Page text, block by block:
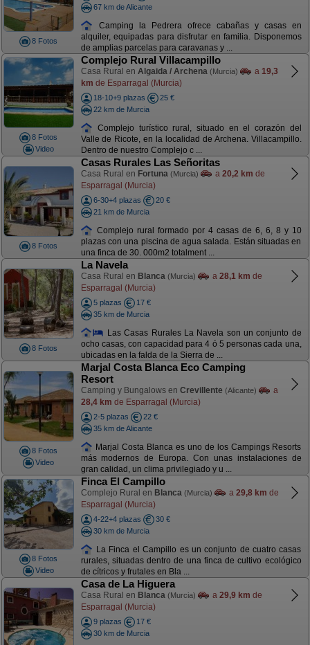
8 Fotos
67 km de Alicante
Camping la Pedrera ofrece cabañas y casas en
alquiler, equipadas para disfrutar en familia. Disponemos
de amplias parcelas para caravanas y ...
8 Fotos
Video
Complejo Rural Villacampillo
Casa Rural en Algaida / Archena (Murcia) a 19,3
km de Esparragal (Murcia)
18-10+9 plazas
25 €
22 km de Murcia
Complejo turístico rural, situado en el corazón del
Valle de Ricote, en la localidad de Archena. Villacampillo.
Dentro de nuestro Complejo c ...
8 Fotos
Casas Rurales Las Señoritas
Casa Rural en Fortuna (Murcia) a 20,2 km de
Esparragal (Murcia)
6-30+4 plazas
20 €
21 km de Murcia
Complejo rural formado por 4 casas de 6, 6, 8 y 10
plazas con una piscina de agua salada. Están situadas en
una finca de 30. 000m2 totalment ...
8 Fotos
La Navela
Casa Rural en Blanca (Murcia) a 28,1 km de
Esparragal (Murcia)
5 plazas
17 €
35 km de Murcia
Las Casas Rurales La Navela son un conjunto de
ocho casas, con capacidad para 4 ó 5 personas cada una,
ubicadas en la falda de la Sierra de ...
8 Fotos
Video
Marjal Costa Blanca Eco Camping
Resort
Camping y Bungalows en Crevillente (Alicante)
a
28,4 km de Esparragal (Murcia)
2-5 plazas
22 €
35 km de Alicante
Marjal Costa Blanca es uno de los Campings Resorts
más modernos de Europa. Con unas instalaciones de
gran calidad, un clima privilegiado y u ...
8 Fotos
Video
Finca El Campillo
Complejo Rural en Blanca (Murcia) a 29,8 km de
Esparragal (Murcia)
4-22+4 plazas
30 €
30 km de Murcia
La Finca el Campillo es un conjunto de cuatro casas
rurales, situadas dentro de una finca de cultivo ecológico
de cítricos y frutales en Bla ...
Casa de La Higuera
Casa Rural en Blanca (Murcia) a 29,9 km de
Esparragal (Murcia)
9 plazas
17 €
30 km de Murcia